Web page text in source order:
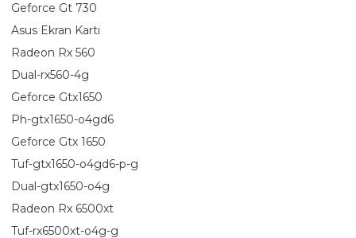
Geforce Gt 730
Asus Ekran Kartı
Radeon Rx 560
Dual-rx560-4g
Geforce Gtx1650
Ph-gtx1650-o4gd6
Geforce Gtx 1650
Tuf-gtx1650-o4gd6-p-g
Dual-gtx1650-o4g
Radeon Rx 6500xt
Tuf-rx6500xt-o4g-g